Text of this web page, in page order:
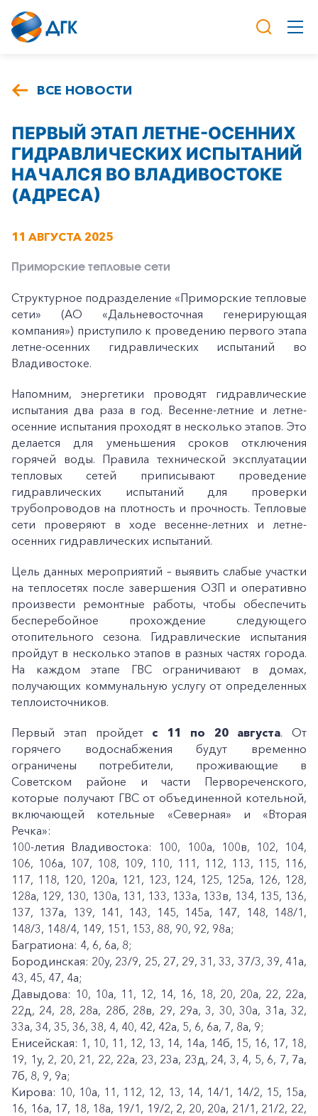
ВСЕ НОВОСТИ
ПЕРВЫЙ ЭТАП ЛЕТНЕ-ОСЕННИХ
ГИДРАВЛИЧЕСКИХ ИСПЫТАНИЙ
НАЧАЛСЯ ВО ВЛАДИВОСТОКЕ
(АДРЕСА)
11 АВГУСТА 2025
Приморские тепловые сети
Структурное подразделение «Приморские тепловые
сети» (АО «Дальневосточная генерирующая
компания») приступило к проведению первого этапа
летне-осенних гидравлических испытаний во
Владивостоке.
Напомним, энергетики проводят гидравлические
испытания два раза в год. Весенне-летние и летне-
осенние испытания проходят в несколько этапов. Это
делается для уменьшения сроков отключения
горячей воды. Правила технической эксплуатации
тепловых сетей приписывают проведение
гидравлических испытаний для проверки
трубопроводов на плотность и прочность. Тепловые
сети проверяют в ходе весенне-летних и летне-
осенних гидравлических испытаний.
Цель данных мероприятий – выявить слабые участки
на теплосетях после завершения ОЗП и оперативно
произвести ремонтные работы, чтобы обеспечить
бесперебойное прохождение следующего
отопительного сезона. Гидравлические испытания
пройдут в несколько этапов в разных частях города.
На каждом этапе ГВС ограничивают в домах,
получающих коммунальную услугу от определенных
теплоисточников.
Первый этап пройдет с 11 по 20 августа. От
горячего водоснабжения будут временно
ограничены потребители, проживающие в
Советском районе и части Первореченского,
которые получают ГВС от объединенной котельной,
включающей котельные «Северная» и «Вторая
Речка»:
100-летия Владивостока: 100, 100а, 100в, 102, 104,
106, 106а, 107, 108, 109, 110, 111, 112, 113, 115, 116,
117, 118, 120, 120а, 121, 123, 124, 125, 125а, 126, 128,
128а, 129, 130, 130а, 131, 133, 133а, 133в, 134, 135, 136,
137, 137а, 139, 141, 143, 145, 145а, 147, 148, 148/1,
148/3, 148/4, 149, 151, 153, 88, 90, 92, 98а;
Багратиона: 4, 6, 6а, 8;
Бородинская: 20у, 23/9, 25, 27, 29, 31, 33, 37/3, 39, 41а,
43, 45, 47, 4а;
Давыдова: 10, 10а, 11, 12, 14, 16, 18, 20, 20а, 22, 22а,
22д, 24, 28, 28а, 28б, 28в, 29, 29а, 3, 30, 30а, 31а, 32,
33а, 34, 35, 36, 38, 4, 40, 42, 42а, 5, 6, 6а, 7, 8а, 9;
Енисейская: 1, 10, 11, 12, 13, 14, 14а, 14б, 15, 16, 17, 18,
19, 1у, 2, 20, 21, 22, 22а, 23, 23а, 23д, 24, 3, 4, 5, 6, 7, 7а,
7б, 8, 9, 9а;
Кирова: 10, 10а, 11, 112, 12, 13, 14, 14/1, 14/2, 15, 15а,
16, 16а, 17, 18, 18а, 19/1, 19/2, 2, 20, 20а, 21/1, 21/2, 22,